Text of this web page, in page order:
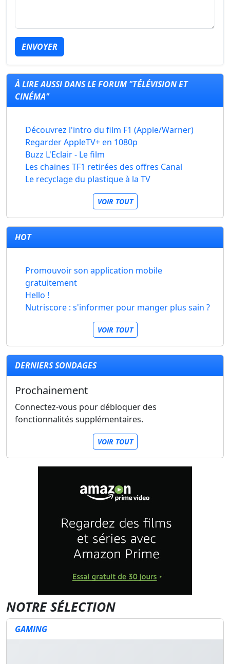
ENVOYER
À LIRE AUSSI DANS LE FORUM "TÉLÉVISION ET
CINÉMA"
Découvrez l'intro du film F1 (Apple/Warner)
Regarder AppleTV+ en 1080p
Buzz L'Eclair - Le film
Les chaines TF1 retirées des offres Canal
Le recyclage du plastique à la TV
VOIR TOUT
HOT
Promouvoir son application mobile
gratuitement
Hello !
Nutriscore : s'informer pour manger plus sain ?
VOIR TOUT
DERNIERS SONDAGES
Prochainement
Connectez-vous pour débloquer des
fonctionnalités supplémentaires.
VOIR TOUT
NOTRE SÉLECTION
GAMING